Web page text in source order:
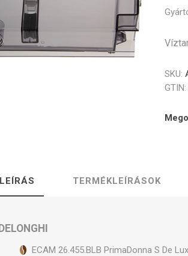
Bögrék és
Fedő
Sage
SKU:
GTIN:
TERMÉKLEÍRÁSOK
DELONGHI
ECAM 26.455.BLB PrimaDonna S De